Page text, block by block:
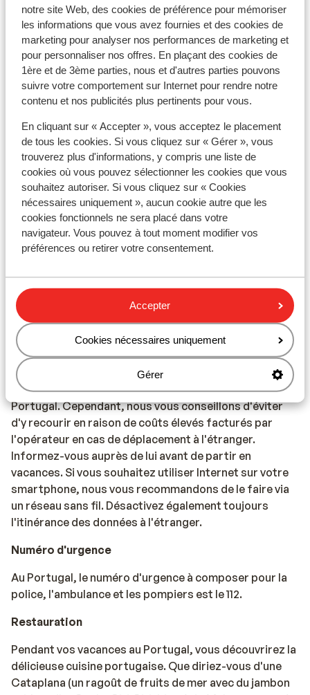
notre site Web, des cookies de préférence pour mémoriser
les informations que vous avez fournies et des cookies de
marketing pour analyser nos performances de marketing et
pour personnaliser nos offres. En plaçant des cookies de
1ère et de 3ème parties, nous et d'autres parties pouvons
suivre votre comportement sur Internet pour rendre notre
contenu et nos publicités plus pertinents pour vous.
En cliquant sur « Accepter », vous acceptez le placement
de tous les cookies. Si vous cliquez sur « Gérer », vous
trouverez plus d'informations, y compris une liste de
cookies où vous pouvez sélectionner les cookies que vous
souhaitez autoriser. Si vous cliquez sur « Cookies
nécessaires uniquement », aucun cookie autre que les
cookies fonctionnels ne sera placé dans votre
navigateur. Vous pouvez à tout moment modifier vos
préférences ou retirer votre consentement.
Accepter
Cookies nécessaires uniquement
Gérer
conseillons de contacter l'ambassade ou le consulat.
Veuillez noter que la possession de documents de
voyage en cours de validité relève de votre
responsabilité.
Attention !
Pour le Portugal :
Chaque réservation doit inclure au moins une personne
de 18 ans ou plus par chambre.
Vaccins
vaccins ou d'autres sujets médicaux en rapport avec
les voyages, consultez le site Web de l'Institut de
Médecine Tropicale : https://www.itg.be
Téléphonie
Vous pouvez utiliser votre téléphone mobile au
Portugal. Cependant, nous vous conseillons d'éviter
d'y recourir en raison de coûts élevés facturés par
l'opérateur en cas de déplacement à l'étranger.
Informez-vous auprès de lui avant de partir en
vacances. Si vous souhaitez utiliser Internet sur votre
smartphone, nous vous recommandons de le faire via
un réseau sans fil. Désactivez également toujours
l'itinérance des données à l'étranger.
Numéro d'urgence
Au Portugal, le numéro d'urgence à composer pour la
police, l'ambulance et les pompiers est le 112.
Restauration
Pendant vos vacances au Portugal, vous découvrirez la
délicieuse cuisine portugaise. Que diriez-vous d'une
Cataplana (un ragoût de fruits de mer avec du jambon